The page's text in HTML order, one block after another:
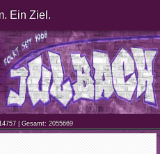
| Gesamt: 2055669
Ein Ziel.